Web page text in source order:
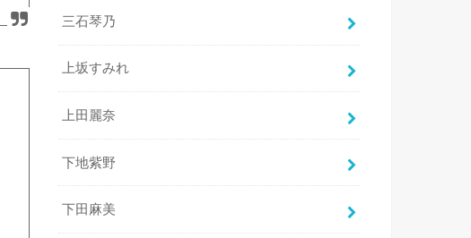
三石琴乃
上坂すみれ
上田麗奈
下地紫野
下田麻美